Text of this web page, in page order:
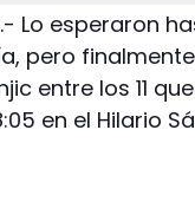
Lo esperaron
pero
entre los 11
en el Hilario